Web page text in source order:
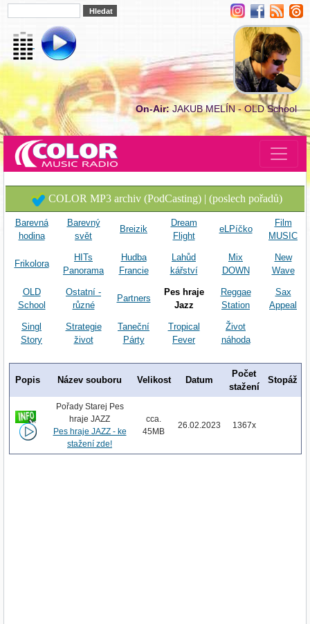
On-Air:JAKUB MELÍN - OLD School
COLOR MP3 archiv (PodCasting) | (poslech pořadů)
Barevná
hodina
Barevný
svět
Breizik
Dream
Flight
eLPíčko
Film
MUSIC
Frikolora
HITs
Panorama
Hudba
Francie
Lahůd
kářství
Mix
DOWN
New
Wave
OLD
School
Ostatní -
různé
Partners
Pes hraje
Jazz
Reggae
Station
Sax
Appeal
Singl
Story
Strategie
život
Taneční
Párty
Tropical
Fever
Život
náhoda
Popis Název souboru Velikost Datum
Počet
stažení
Stopáž
Pořady Starej Pes
hraje JAZZ
Pes hraje JAZZ - ke
stažení zde!
cca.
45MB
26.02.2023 1367x